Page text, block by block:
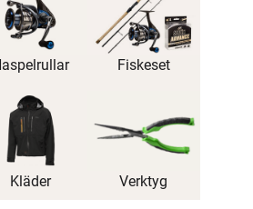
Fiskeset
Kläder Verktyg